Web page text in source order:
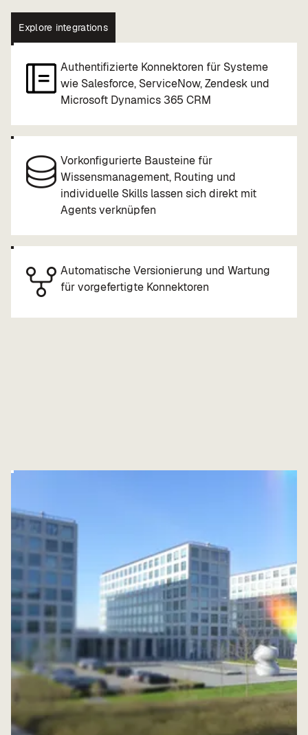
Explore integrations
Authentifizierte Konnektoren für Systeme
wie Salesforce, ServiceNow, Zendesk und
Microsoft Dynamics 365 CRM
Vorkonfigurierte Bausteine für
Wissensmanagement, Routing und
individuelle Skills lassen sich direkt mit
Agents verknüpfen
Automatische Versionierung und Wartung
für vorgefertigte Konnektoren